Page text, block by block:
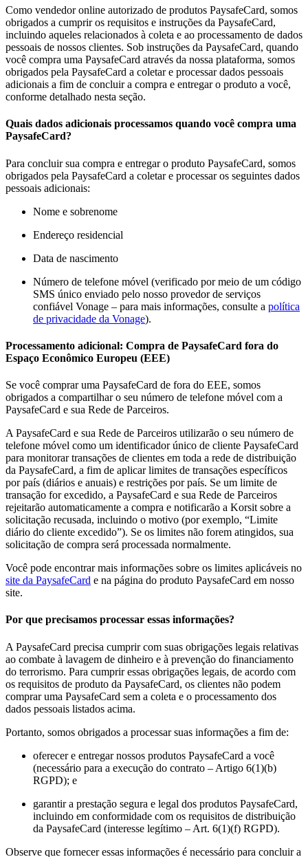
Como vendedor online autorizado de produtos PaysafeCard, somos
obrigados a cumprir os requisitos e instruções da PaysafeCard,
incluindo aqueles relacionados à coleta e ao processamento de dados
pessoais de nossos clientes. Sob instruções da PaysafeCard, quando
você compra uma PaysafeCard através da nossa plataforma, somos
obrigados pela PaysafeCard a coletar e processar dados pessoais
adicionais a fim de concluir a compra e entregar o produto a você,
conforme detalhado nesta seção.
Quais dados adicionais processamos quando você compra uma
PaysafeCard?
Para concluir sua compra e entregar o produto PaysafeCard, somos
obrigados pela PaysafeCard a coletar e processar os seguintes dados
pessoais adicionais:
Nome e sobrenome
Endereço residencial
Data de nascimento
Número de telefone móvel (verificado por meio de um código
SMS único enviado pelo nosso provedor de serviços
confiável Vonage – para mais informações, consulte a política
de privacidade da Vonage).
Processamento adicional: Compra de PaysafeCard fora do
Espaço Econômico Europeu (EEE)
Se você comprar uma PaysafeCard de fora do EEE, somos
obrigados a compartilhar o seu número de telefone móvel com a
PaysafeCard e sua Rede de Parceiros.
A PaysafeCard e sua Rede de Parceiros utilizarão o seu número de
telefone móvel como um identificador único de cliente PaysafeCard
para monitorar transações de clientes em toda a rede de distribuição
da PaysafeCard, a fim de aplicar limites de transações específicos
por país (diários e anuais) e restrições por país. Se um limite de
transação for excedido, a PaysafeCard e sua Rede de Parceiros
rejeitarão automaticamente a compra e notificarão a Korsit sobre a
solicitação recusada, incluindo o motivo (por exemplo, “Limite
diário do cliente excedido”). Se os limites não forem atingidos, sua
solicitação de compra será processada normalmente.
Você pode encontrar mais informações sobre os limites aplicáveis no
site da PaysafeCard e na página do produto PaysafeCard em nosso
site.
Por que precisamos processar essas informações?
A PaysafeCard precisa cumprir com suas obrigações legais relativas
ao combate à lavagem de dinheiro e à prevenção do financiamento
do terrorismo. Para cumprir essas obrigações legais, de acordo com
os requisitos de produto da PaysafeCard, os clientes não podem
comprar uma PaysafeCard sem a coleta e o processamento dos
dados pessoais listados acima.
Portanto, somos obrigados a processar suas informações a fim de:
oferecer e entregar nossos produtos PaysafeCard a você
(necessário para a execução do contrato – Artigo 6(1)(b)
RGPD); e
garantir a prestação segura e legal dos produtos PaysafeCard,
incluindo em conformidade com os requisitos de distribuição
da PaysafeCard (interesse legítimo – Art. 6(1)(f) RGPD).
Observe que fornecer essas informações é necessário para concluir a